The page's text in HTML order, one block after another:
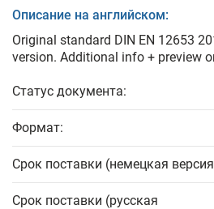
Описание на английском:
Original standard DIN EN 12653
version. Additional info + preview
Статус документа:
Формат:
Срок поставки (немецкая
Срок поставки (русская